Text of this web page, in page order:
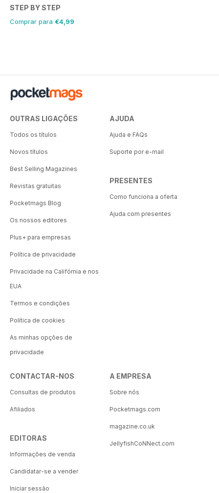
STEP BY STEP
Comprar para €4,99
OUTRAS LIGAÇÕES
Todos os títulos
Novos títulos
Best Selling Magazines
Revistas gratuitas
Pocketmags Blog
Os nossos editores
Plus+ para empresas
Política de privacidade
Privacidade na Califórnia e nos
EUA
Termos e condições
Política de cookies
As minhas opções de
privacidade
AJUDA
Ajuda e FAQs
Suporte por e-mail
PRESENTES
Como funciona a oferta
Ajuda com presentes
CONTACTAR-NOS
Consultas de produtos
Afiliados
EDITORAS
Informações de venda
Candidatar-se a vender
Iniciar sessão
A EMPRESA
Sobre nós
Pocketmags.com
magazine.co.uk
JellyfishCoNNect.com